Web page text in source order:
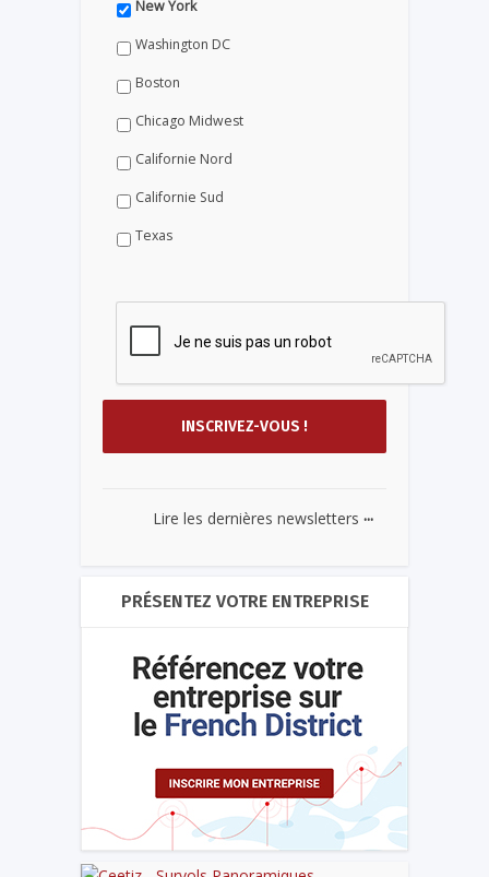
New York
Washington DC
Boston
Chicago Midwest
Californie Nord
Californie Sud
Texas
Lire les dernières newsletters ...
PRÉSENTEZ VOTRE ENTREPRISE